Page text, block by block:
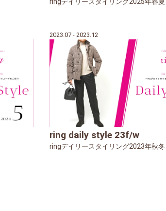
2023.07 - 2023.12
ring daily style 23f/w
ringデイリースタイリング2023年秋冬